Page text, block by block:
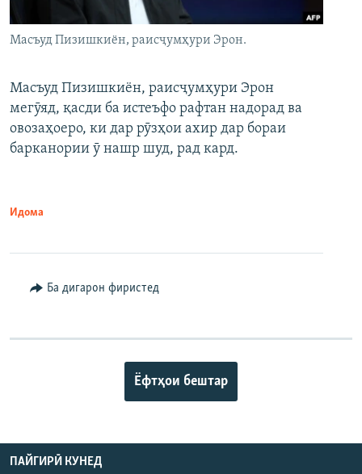
Масъуд Пизишкиён, раисҷумҳури Эрон.
Масъуд Пизишкиён, раисҷумҳури Эрон
мегӯяд, қасди ба истеъфо рафтан надорад ва
овозаҳоеро, ки дар рӯзҳои ахир дар бораи
барканории ӯ нашр шуд, рад кард.
Идома
Ба дигарон фиристед
Ёфтҳои бештар
ПАЙГИРӢ КУНЕД